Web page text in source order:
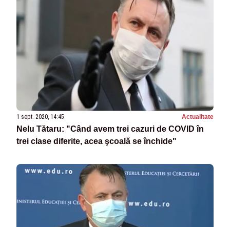
1 sept. 2020, 14:45 Actualitate
Nelu Tătaru: "Când avem trei cazuri de COVID în
trei clase diferite, acea şcoală se închide"